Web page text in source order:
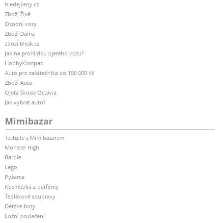
hledejceny.cz
Zboží Živě
Osobní vozy
Zboží Dáma
zbozi.blesk.cz
Jak na prohlídku ojetého vozu?
HobbyKompas
Auto pro začátečníka do 100 000 Kč
Zboží Auto
Ojetá Škoda Octavia
Jak vybrat auto?
Mimibazar
Testujte s Mimibazarem
Monster High
Barbie
Lego
Pyžama
Kosmetika a parfémy
Teplákové soupravy
Dětské boty
Ložní povlečení